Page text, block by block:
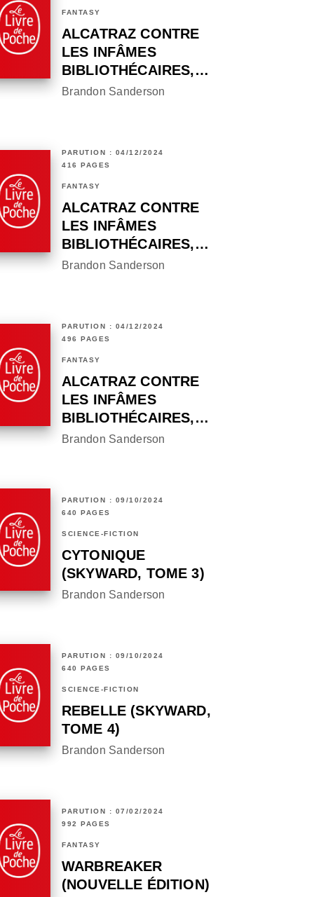
FANTASY
ALCATRAZ CONTRE
LES INFÂMES
BIBLIOTHÉCAIRES,…
Brandon Sanderson
PARUTION : 04/12/2024
416 PAGES
FANTASY
ALCATRAZ CONTRE
LES INFÂMES
BIBLIOTHÉCAIRES,…
Brandon Sanderson
PARUTION : 04/12/2024
496 PAGES
FANTASY
ALCATRAZ CONTRE
LES INFÂMES
BIBLIOTHÉCAIRES,…
Brandon Sanderson
PARUTION : 09/10/2024
640 PAGES
SCIENCE-FICTION
CYTONIQUE
(SKYWARD, TOME 3)
Brandon Sanderson
PARUTION : 09/10/2024
640 PAGES
SCIENCE-FICTION
REBELLE (SKYWARD,
TOME 4)
Brandon Sanderson
PARUTION : 07/02/2024
992 PAGES
FANTASY
WARBREAKER
(NOUVELLE ÉDITION)